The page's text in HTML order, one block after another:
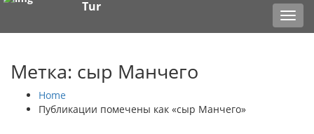
Tur
Метка: сыр Манчего
Home
Публикации помечены как «сыр Манчего»